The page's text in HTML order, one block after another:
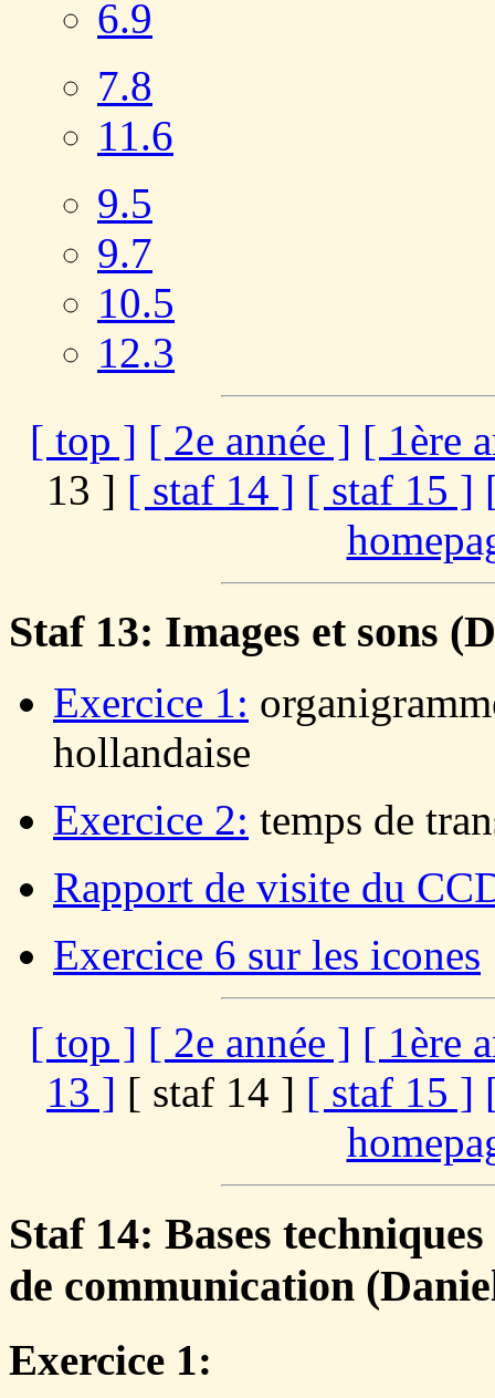
6.9
7.8
11.6
9.5
9.7
10.5
12.3
[ top ] [ 2e année ] [ 1ère
13 ] [ staf 14 ] [ staf 15 ]
Staf 13: Images et sons
Exercice 1:
hollandaise
Exercice 2: temps de
Rapport de visite du
Exercice 6 sur les icones
[ top ] [ 2e année ] [ 1ère
13 ] [ staf 14 ] [ staf 15 ]
Staf 14: Bases
de communication
Exercice 1: